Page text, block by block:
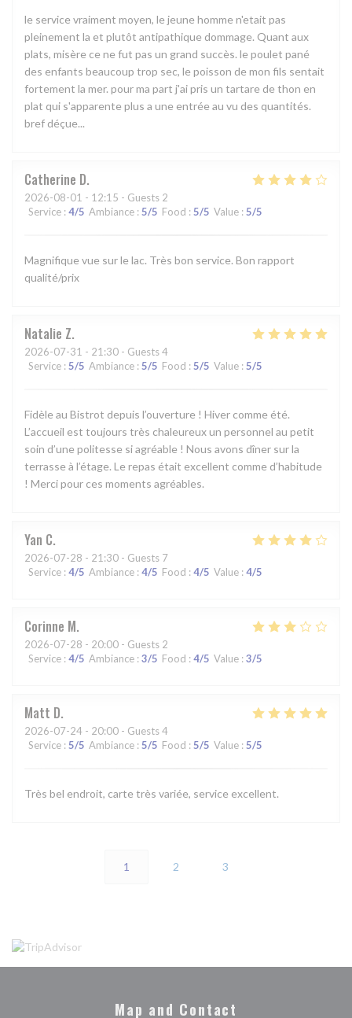
le service vraiment moyen, le jeune homme n'etait pas
pleinement la et plutôt antipathique dommage. Quant aux
plats, misère ce ne fut pas un grand succès. le poulet pané
des enfants beaucoup trop sec, le poisson de mon fils sentait
fortement la mer. pour ma part j'ai pris un tartare de thon en
plat qui s'apparente plus a une entrée au vu des quantités.
bref déçue...
Catherine D
2026-08-01 - 12:15 - Guests 2
Service : 4/5 Ambiance : 5/5 Food : 5/5 Value : 5/5
Magnifique vue sur le lac. Très bon service. Bon rapport
qualité/prix
Natalie Z
2026-07-31 - 21:30 - Guests 4
Service : 5/5 Ambiance : 5/5 Food : 5/5 Value : 5/5
Fidèle au Bistrot depuis l’ouverture ! Hiver comme été.
L’accueil est toujours très chaleureux un personnel au petit
soin d’une politesse si agréable ! Nous avons dîner sur la
terrasse à l’étage. Le repas était excellent comme d’habitude
! Merci pour ces moments agréables.
Yan C
2026-07-28 - 21:30 - Guests 7
Service : 4/5 Ambiance : 4/5 Food : 4/5 Value : 4/5
Corinne M
2026-07-28 - 20:00 - Guests 2
Service : 4/5 Ambiance : 3/5 Food : 4/5 Value : 3/5
Matt D
2026-07-24 - 20:00 - Guests 4
Service : 5/5 Ambiance : 5/5 Food : 5/5 Value : 5/5
Très bel endroit, carte très variée, service excellent.
1 2 3
Map and Contact